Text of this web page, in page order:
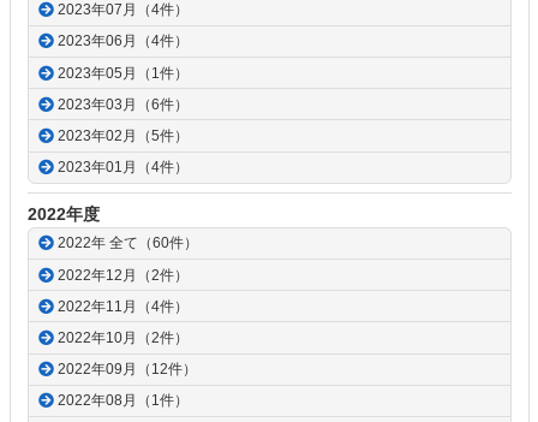
2023年07月（4件）
2023年06月（4件）
2023年05月（1件）
2023年03月（6件）
2023年02月（5件）
2023年01月（4件）
2022年度
2022年 全て（60件）
2022年12月（2件）
2022年11月（4件）
2022年10月（2件）
2022年09月（12件）
2022年08月（1件）